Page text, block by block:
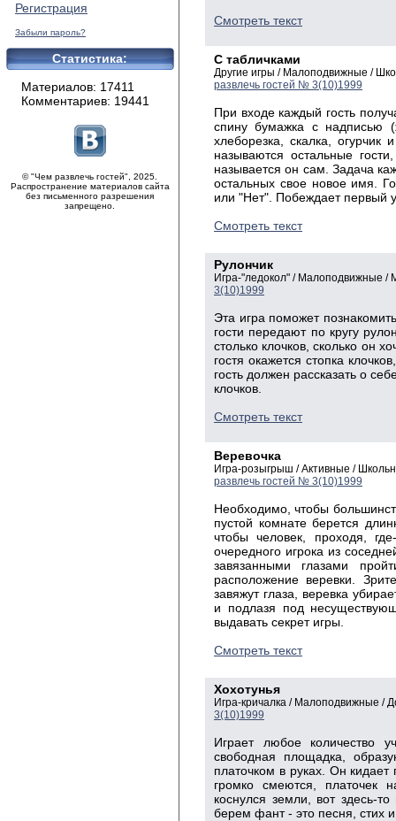
Регистрация
Забыли пароль?
Статистика:
Материалов: 17411
Комментариев: 19441
© "Чем развлечь гостей", 2025.
Распространение материалов сайта
без письменного разрешения
запрещено.
Смотреть текст
С табличками
Другие игры / Малоподвижные /
развлечь гостей № 3(10)1999
При входе каждый гость
спину бумажка с надписью
хлеборезка, скалка, огурчик
называются остальные
называется он сам. Задача
остальных свое новое имя.
или "Нет". Побеждает первый
Смотреть текст
Рулончик
Игра-"ледокол" / Малоподвижные
3(10)1999
Эта игра поможет
гости передают по кругу
столько клочков, сколько он
гостя окажется стопка
гость должен рассказать о
клочков.
Смотреть текст
Веревочка
Игра-розыгрыш / Активные /
развлечь гостей № 3(10)1999
Необходимо, чтобы
пустой комнате берется
чтобы человек, проходя,
очередного игрока из
завязанными глазами
расположение веревки.
завяжут глаза, веревка
и подлазя под
выдавать секрет игры.
Смотреть текст
Хохотунья
Игра-кричалка / Малоподвижные /
3(10)1999
Играет любое количество
свободная площадка,
платочком в руках. Он кидает
громко смеются, платочек
коснулся земли, вот здесь-
берем фант - это песня, стих и